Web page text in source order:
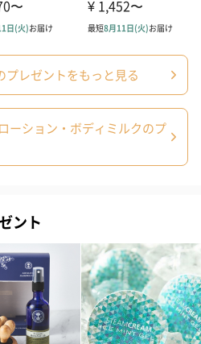
ズ】水､シクロメチコン､イソノナン酸
リル､香料､マンヌロン酸メチルシラノ
チル硫酸Na､乳酸メンチル､リモネン､ヘ
クロスポリマー､キサンタンガム､リナ
ルグリコール､酢酸トコフェロール､ゲ
料､マンヌロン酸メチルシラノール､ステ
リル(SE)､フェノキシエタノール､(イソ
Na､乳酸メンチル､PPG-26ブテス-26､セ
シド､アーモンド油､ポリアクリル酸
油､クロルフェネシン､(アクリレーツ/ア
ル(C10-30))クロスポリマー､TEA､カプ
ル､酢酸トコフェロール､キサンタンガ
コール､安息香酸ベンジル､クマリン､
マル､リナロール､α-イソメチルイオノ
プレゼントをもっと見る
ーション・ボディミルクのプ
ント